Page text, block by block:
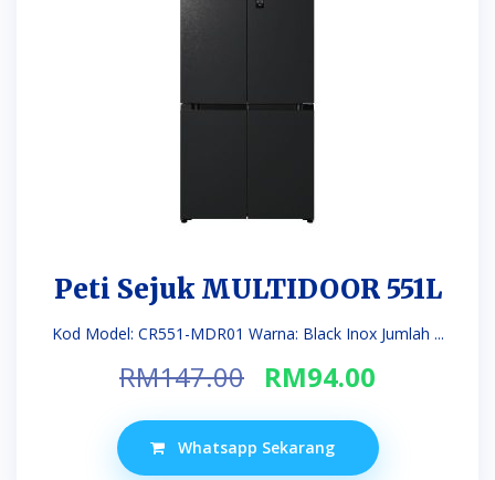
Peti Sejuk MULTIDOOR 551L
Kod Model: CR551-MDR01 Warna: Black Inox Jumlah ...
RM147.00 Original
was:
RM147.00.
RM94.00
is:
RM94.00.
Whatsapp Sekarang